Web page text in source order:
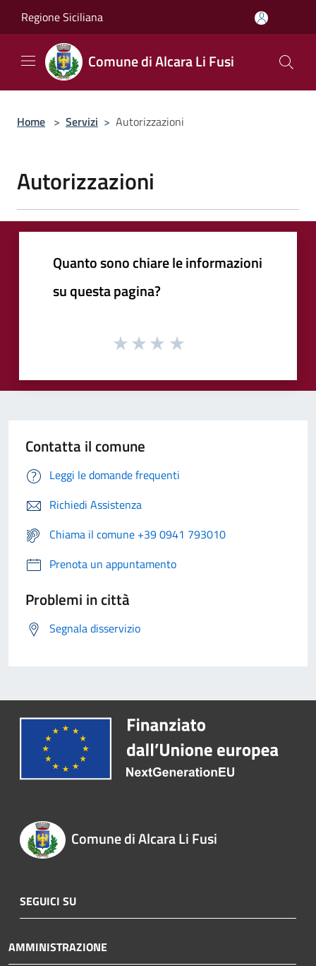
Regione Siciliana
Comune di Alcara Li Fusi
Home > Servizi > Autorizzazioni
Autorizzazioni
Quanto sono chiare le informazioni
su questa pagina?
Contatta il comune
Leggi le domande frequenti
Richiedi Assistenza
Chiama il comune +39 0941 793010
Prenota un appuntamento
Problemi in città
Segnala disservizio
Comune di Alcara Li Fusi
SEGUICI SU
AMMINISTRAZIONE